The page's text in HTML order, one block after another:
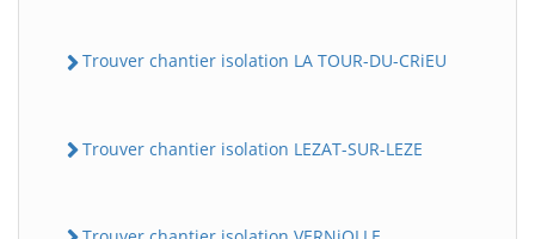
Trouver chantier isolation LA TOUR-DU-CRiEU
Trouver chantier isolation LEZAT-SUR-LEZE